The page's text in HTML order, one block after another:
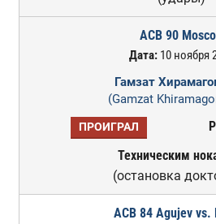
ACB 90
Дата:10 ноября
Гамзат
(Gamzat
ПРОИГРАЛ
Техническим
(остановка
ACB 84 Agujev vs.